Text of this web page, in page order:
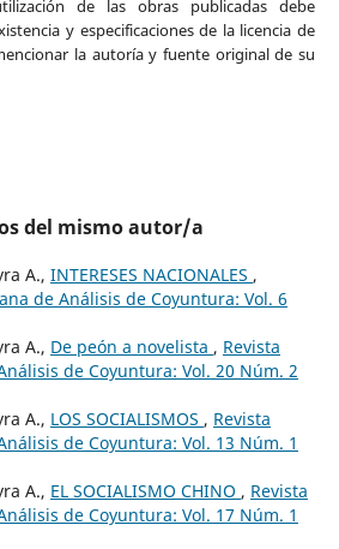
de las obras publicadas debe
y especificaciones de la licencia de
la autoría y fuente original de su
del mismo autor/a
A., INTERESES NACIONALES ,
de Análisis de Coyuntura: Vol. 6
A., De peón a novelista , Revista
de Coyuntura: Vol. 20 Núm. 2
A., LOS SOCIALISMOS , Revista
de Coyuntura: Vol. 13 Núm. 1
A., EL SOCIALISMO CHINO , Revista
de Coyuntura: Vol. 17 Núm. 1